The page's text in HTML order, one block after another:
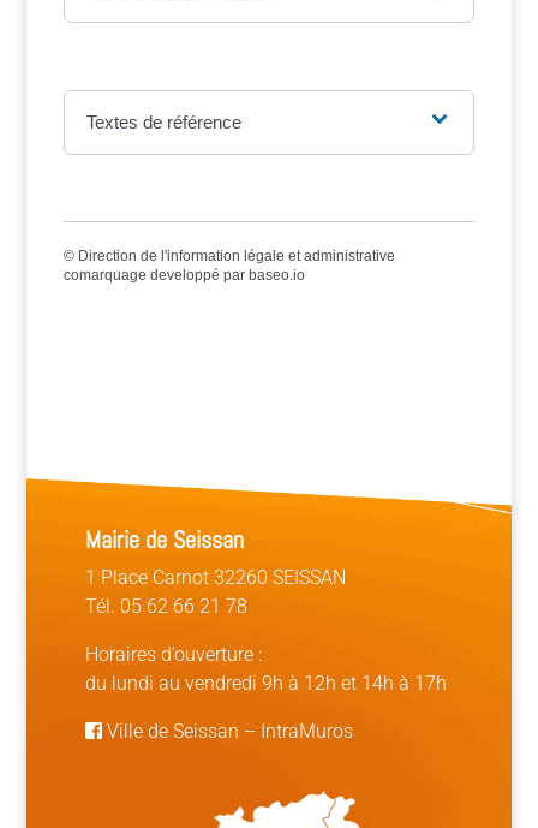
Textes de référence
© Direction de l'information légale et administrative
comarquage developpé par baseo.io
Mairie de Seissan
1 Place Carnot 32260 SEISSAN
Tél. 05 62 66 21 78
Horaires d’ouverture :
du lundi au vendredi 9h à 12h et 14h à 17h
Ville de Seissan – IntraMuros